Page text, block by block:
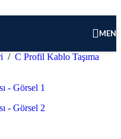
/ C Profil Kablo Taşıma